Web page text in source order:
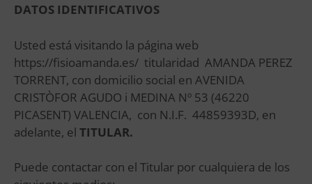
DATOS IDENTIFICATIVOS
Usted está visitando la página web
https://fisioamanda.es/ titularidad AMANDA PEREZ
TORRENT, con domicilio social en AVENIDA
CRISTÒFOR AGUDO i MEDINA Nº 53 (46220
PICASENT) VALENCIA, con N.I.F. 44859393D, en
adelante, el TITULAR.
Puede contactar con el Titular por cualquiera de los